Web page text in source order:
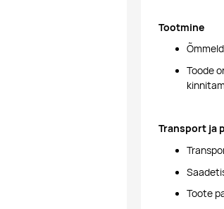
Tootmine
Toode
Transport ja
Toote